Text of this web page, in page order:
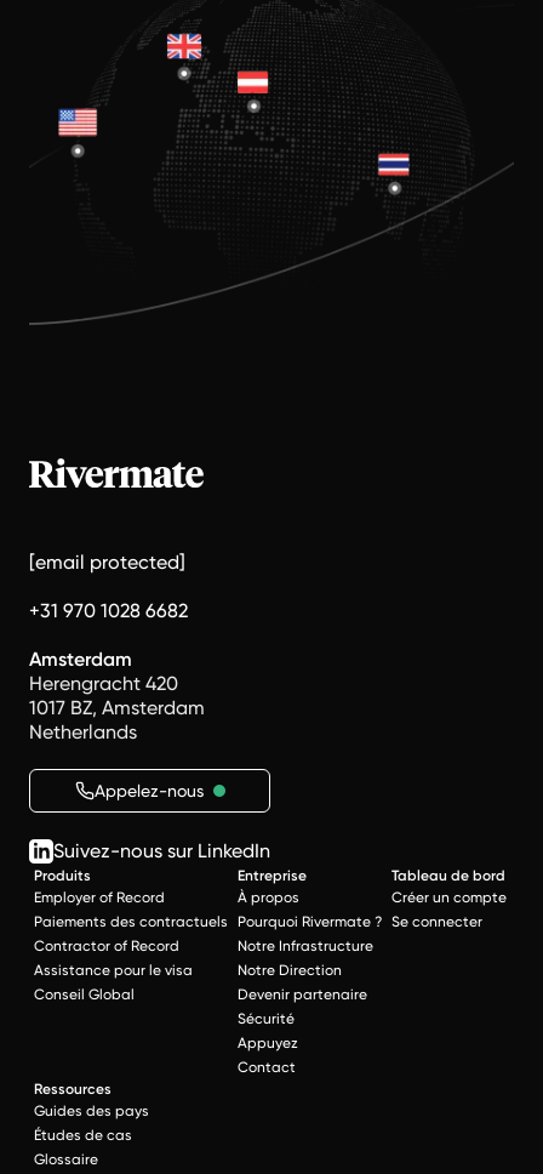
[email protected]
+31 970 1028 6682
Amsterdam
Herengracht 420
1017 BZ, Amsterdam
Netherlands
Appelez-nous
Suivez-nous sur LinkedIn
Produits
Employer of Record
Paiements des contractuels
Contractor of Record
Assistance pour le visa
Conseil Global
Entreprise
À propos
Pourquoi Rivermate ?
Notre Infrastructure
Notre Direction
Devenir partenaire
Sécurité
Appuyez
Contact
Tableau de bord
Créer un compte
Se connecter
Ressources
Guides des pays
Études de cas
Glossaire